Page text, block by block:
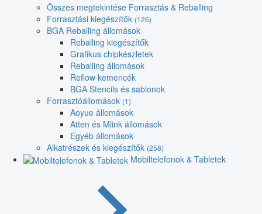
Összes megtekintése Forrasztás & Reballing
Forrasztási kiegészítők (126)
BGA Reballing állomások
Reballing kiegészítők
Grafikus chipkészletek
Reballing állomások
Reflow kemencék
BGA Stencils és sablonok
Forrasztóállomások (1)
Aoyue állomások
Atten és Mlink állomások
Egyéb állomások
Alkatrészek és kiegészítők (258)
Mobiltelefonok & Tabletek